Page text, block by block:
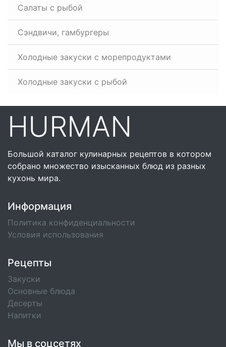
Салаты с рыбой
Сэндвичи, гамбургеры
Холодные закуски с морепродуктами
Холодные закуски с рыбой
HURMAN
Большой каталог кулинарных рецептов в котором
собрано множество изысканных блюд из разных
кухонь мира.
Информация
Политика конфиденциальности
Условия использования
Рецепты
Закуски
Основные блюда
Десерты
Напитки
Мы в соцсетях